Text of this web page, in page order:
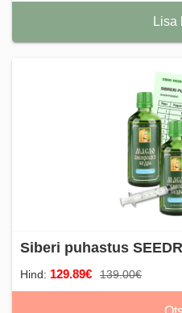
Lisa
Siberi puhastus
Hind: 129.89€ 139.00€